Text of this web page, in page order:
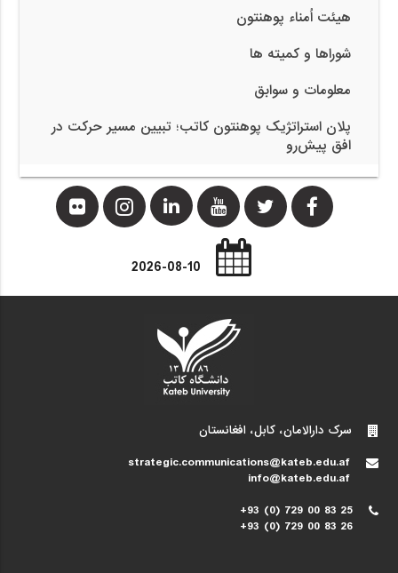
هیئت اُمناء پوهنتون
شوراها و کمیته ها
معلومات و سوابق
پلان استراتژیک پوهنتون کاتب؛ تبیین مسیر حرکت در
افق پیش‌رو
2026-08-10
سرک دارالامان، کابل، افغانستان
strategic.communications@kateb.edu.af
info@kateb.edu.af
+93 (0) 729 00 83 25
+93 (0) 729 00 83 26